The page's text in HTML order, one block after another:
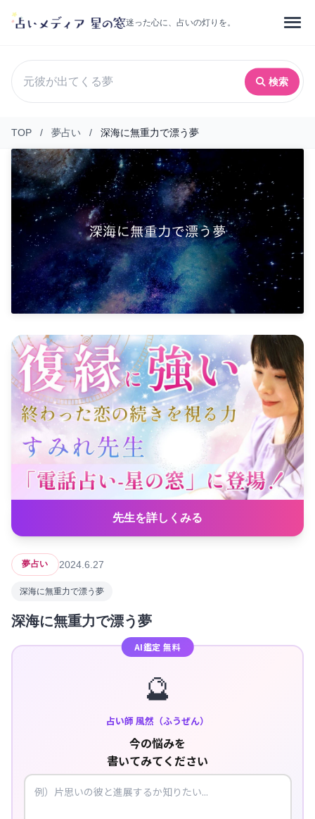
迷った心に、占いの灯りを。
検索
TOP / 夢占い / 深海に無重力で漂う夢
先生を詳しくみる
夢占い 2024.6.27
深海に無重力で漂う夢
深海に無重力で漂う夢
AI鑑定 無料
🔮
占い師 風然（ふうぜん）
今の悩みを
書いてみてください